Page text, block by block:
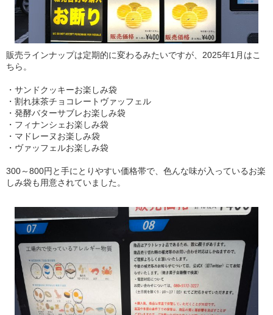
販売ラインナップは定期的に変わるみたいですが、2025年1月はこ
ちら。
・サンドクッキーお楽しみ袋
・割れ抹茶チョコレートヴァッフェル
・発酵バターサブレお楽しみ袋
・フィナンシェお楽しみ袋
・マドレーヌお楽しみ袋
・ヴァッフェルお楽しみ袋
300～800円と手にとりやすい価格帯で、色んな味が入っているお楽
しみ袋も用意されていました。